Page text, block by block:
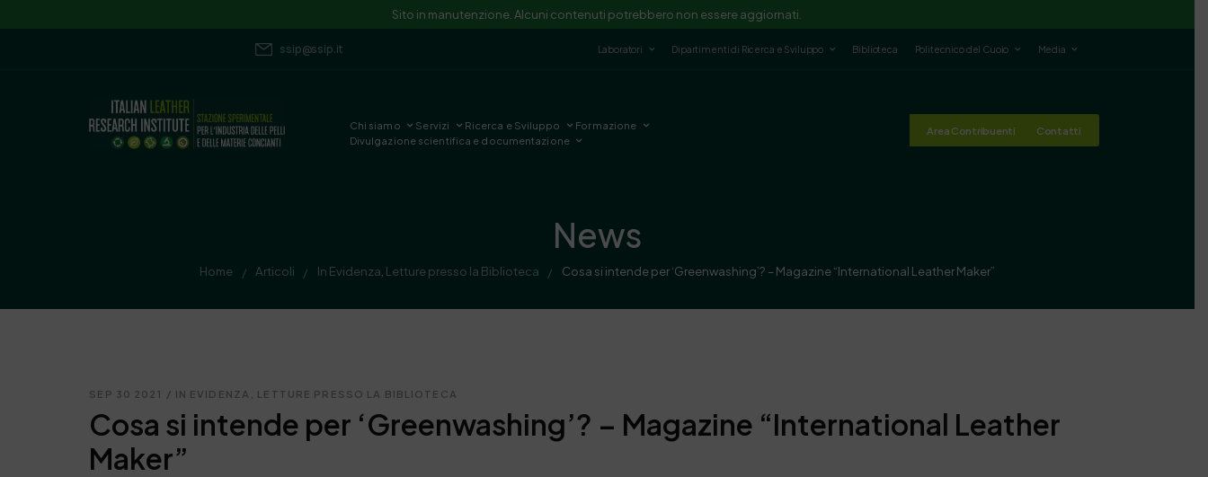
Sito in manutenzione. Alcuni contenuti potrebbero non essere aggiornati.
ssip@ssip.it Laboratori Dipartimenti di Ricerca e Sviluppo Biblioteca Politecnico del Cuoio Media
Chi siamo Servizi Ricerca e Sviluppo
Formazione
Divulgazione scientifica e documentazione
Area Contribuenti Contatti
News
Home / Articoli / In Evidenza Letture presso la Biblioteca / Cosa si intende per ‘Greenwashing’? – Magazine “International Leather Maker”
SEP 30 2021 / IN EVIDENZA LETTURE PRESSO LA BIBLIOTECA
Cosa si intende per ‘Greenwashing’? – Magazine “International Leather
Maker”